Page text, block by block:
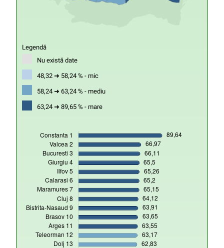
Legendă
Nu există date
48,32 ➜ 58,24 % - mic
58,24 ➜ 63,24 % - mediu
63,24 ➜ 89,65 % - mare